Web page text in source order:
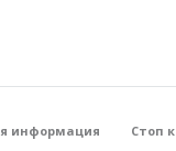
информация Стоп